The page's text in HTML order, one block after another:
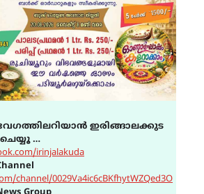
ഇരിങ്ങാലക്കുട
…
irinjalakuda
channel/0029Va4ic6cBKfhytWZQed3O